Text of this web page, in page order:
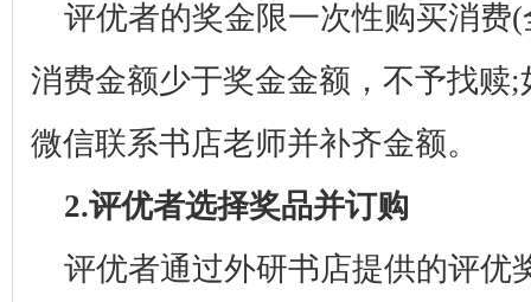
评优者的奖金限一次性购买消费(
消费金额少于奖金金额，不予找赎;
微信联系书店老师并补齐金额。
2.评优者选择奖品并订购
评优者通过外研书店提供的评优